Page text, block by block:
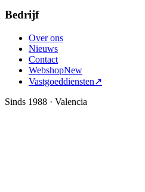
Bedrijf
Over ons
Nieuws
Contact
WebshopNew
Vastgoeddiensten↗
Sinds 1988 · Valencia